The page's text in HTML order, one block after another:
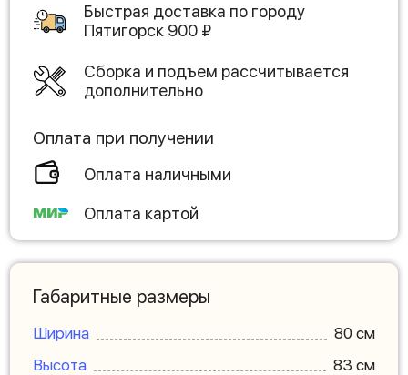
Быстрая доставка по городу
Пятигорск 900 ₽
Сборка и подъем рассчитывается
дополнительно
Оплата при получении
Оплата наличными
Оплата картой
Габаритные размеры
Ширина
80 см
Высота
83 см